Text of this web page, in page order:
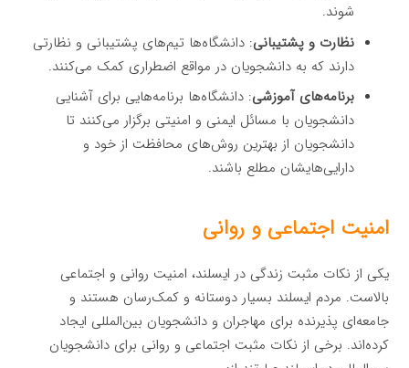
شوند.
نظارت و پشتیبانی: دانشگاه‌ها تیم‌های پشتیبانی و نظارتی
دارند که به دانشجویان در مواقع اضطراری کمک می‌کنند.
برنامه‌های آموزشی: دانشگاه‌ها برنامه‌هایی برای آشنایی
دانشجویان با مسائل ایمنی و امنیتی برگزار می‌کنند تا
دانشجویان از بهترین روش‌های محافظت از خود و
دارایی‌هایشان مطلع باشند.
امنیت اجتماعی و روانی
یکی از نکات مثبت زندگی در ایسلند، امنیت روانی و اجتماعی
بالاست. مردم ایسلند بسیار دوستانه و کمک‌رسان هستند و
جامعه‌ای پذیرنده برای مهاجران و دانشجویان بین‌المللی ایجاد
کرده‌اند. برخی از نکات مثبت اجتماعی و روانی برای دانشجویان